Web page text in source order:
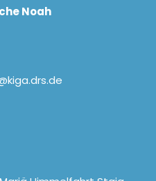
Noah